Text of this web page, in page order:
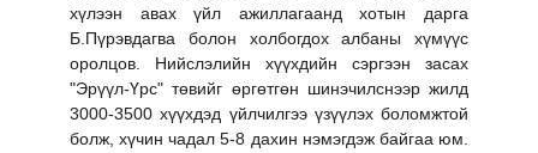
хүлээн авах үйл ажиллагаанд хотын дарга
Б.Пүрэвдагва болон холбогдох албаны хүмүүс
оролцов. Нийслэлийн хүүхдийн сэргээн засах
"Эрүүл-Үрс" төвийг өргөтгөн шинэчилснээр жилд
3000-3500 хүүхдэд үйлчилгээ үзүүлэх боломжтой
болж, хүчин чадал 5-8 дахин нэмэгдэж байгаа юм.